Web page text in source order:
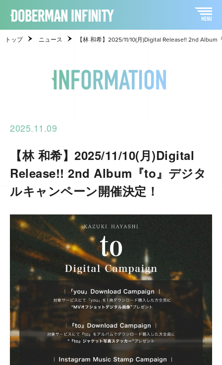
トップ ニュース 【林 和希】2025/11/10(月)Digital Release!! 2nd
2025.11.09
【林 和希】2025/11/10(月)Digital
Release!! 2nd Album『to』デジタ
ルキャンペーン開催決定！